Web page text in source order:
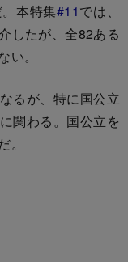
本特集#11では、
したが、全82ある
。
るが、特に国公立
関わる。国公立を